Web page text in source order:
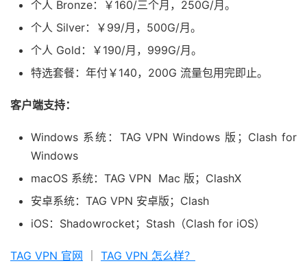
个人 Bronze：￥160/三个月，250G/月。
个人 Silver：￥99/月，500G/月。
个人 Gold：￥190/月，999G/月。
特选套餐：年付￥140，200G 流量包用完即止。
客户端支持：
Windows 系统：TAG VPN Windows 版；Clash for
Windows
macOS 系统：TAG VPN Mac 版；ClashX
安卓系统：TAG VPN 安卓版；Clash
iOS：Shadowrocket；Stash（Clash for iOS）
TAG VPN 官网 TAG VPN 怎么样？